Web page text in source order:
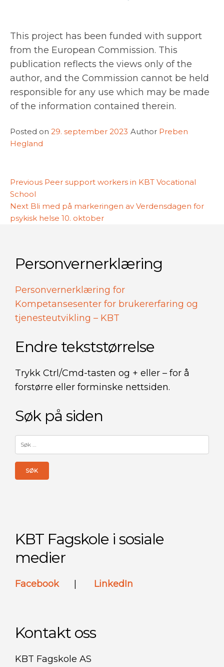
This project has been funded with support
from the European Commission. This
publication reflects the views only of the
author, and the Commission cannot be held
responsible for any use which may be made
of the information contained therein.
Posted on 29. september 2023 Author Preben
Hegland
Innleggsnavigasjon
Previous Previous
Peer support workers in KBT Vocational
School
Next Next
post:
Bli med på markeringen av Verdensdagen for
psykisk helse 10. oktober
Personvernerklæring
Personvernerklæring for
Kompetansesenter for brukererfaring og
tjenesteutvikling – KBT
Endre tekststørrelse
Trykk Ctrl/Cmd-tasten og + eller – for å
forstørre eller forminske nettsiden.
Søk på siden
etter:
KBT Fagskole i sosiale
medier
Facebook LinkedIn
Kontakt oss
KBT Fagskole AS